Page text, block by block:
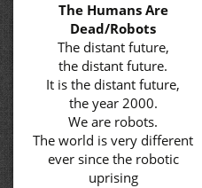
The Humans Are
Dead/Robots
The distant future,
the distant future.
It is the distant future,
the year 2000.
We are robots.
The world is very different
ever since the robotic
uprising